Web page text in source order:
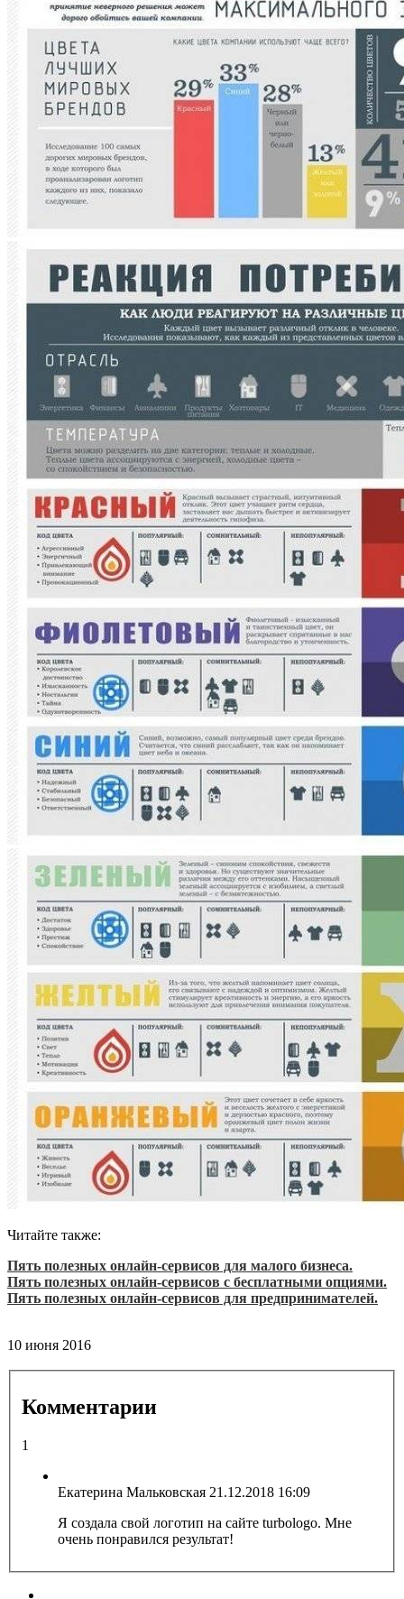
Читайте также:
Пять полезных онлайн-сервисов для малого бизнеса.
Пять полезных онлайн-сервисов с бесплатными опциями.
Пять полезных онлайн-сервисов для предпринимателей.
10 июня 2016
Комментарии
1
Екатерина Мальковская 21.12.2018 16:09
Я создала свой логотип на сайте turbologo. Мне
очень понравился результат!